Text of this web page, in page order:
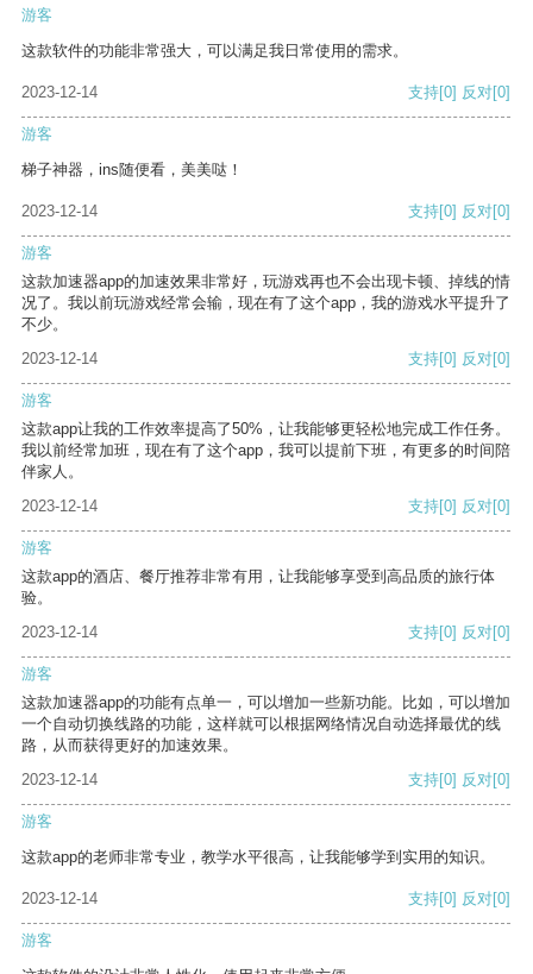
游客
这款软件的功能非常强大，可以满足我日常使用的需求。
2023-12-14 支持[0] 反对[0]
游客
梯子神器，ins随便看，美美哒！
2023-12-14 支持[0] 反对[0]
游客
这款加速器app的加速效果非常好，玩游戏再也不会出现卡顿、掉线的情
况了。我以前玩游戏经常会输，现在有了这个app，我的游戏水平提升了
不少。
2023-12-14
支持[0] 反对[0]
游客
这款app让我的工作效率提高了50%，让我能够更轻松地完成工作任务。
我以前经常加班，现在有了这个app，我可以提前下班，有更多的时间陪
伴家人。
2023-12-14
支持[0] 反对[0]
游客
这款app的酒店、餐厅推荐非常有用，让我能够享受到高品质的旅行体
验。
2023-12-14
支持[0] 反对[0]
游客
这款加速器app的功能有点单一，可以增加一些新功能。比如，可以增加
一个自动切换线路的功能，这样就可以根据网络情况自动选择最优的线
路，从而获得更好的加速效果。
2023-12-14
支持[0] 反对[0]
游客
这款app的老师非常专业，教学水平很高，让我能够学到实用的知识。
2023-12-14 支持[0] 反对[0]
游客